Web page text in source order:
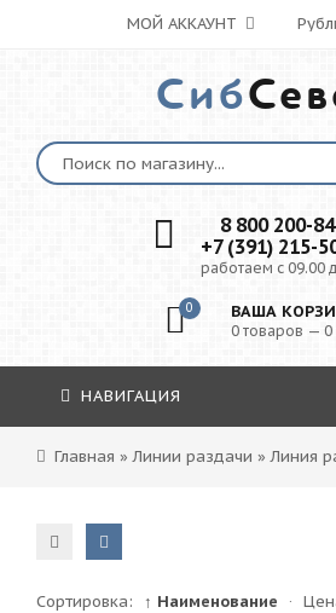
МОЙ АККАУНТ
Сиб
8 800 200-
+7 (391) 215-
работаем с 09.00
0 ВАША
0 товаров — 0
НАВИГАЦИЯ
Главная »Линии раздачи »Линия
Сортировка: ↑ Наименование ·